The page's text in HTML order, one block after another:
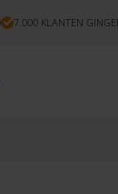
7.000 KLANTEN